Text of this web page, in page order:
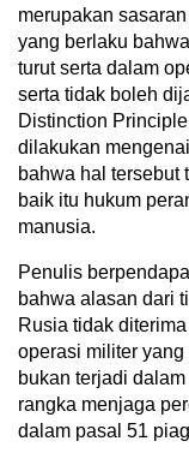
merupakan
yang berlaku
turut serta dalam
serta tidak boleh
Distinction
dilakukan
bahwa hal tersebut
baik itu hukum
manusia.
Penulis
bahwa alasan dari
Rusia tidak
operasi militer
bukan terjadi
rangka menjaga
dalam pasal 51